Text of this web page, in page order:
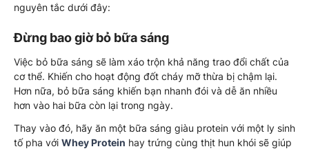
nguyên tắc dưới đây:
Đừng bao giờ bỏ bữa sáng
Việc bỏ bữa sáng sẽ làm xáo trộn khả năng trao đổi chất của
cơ thể. Khiến cho hoạt động đốt cháy mỡ thừa bị chậm lại.
Hơn nữa, bỏ bữa sáng khiến bạn nhanh đói và dễ ăn nhiều
hơn vào hai bữa còn lại trong ngày.
Thay vào đó, hãy ăn một bữa sáng giàu protein với một ly sinh
tố pha với Whey Protein hay trứng cùng thịt hun khói sẽ giúp